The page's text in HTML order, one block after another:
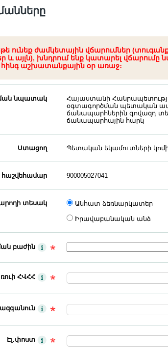
ունեք ժամկետային վճարումներ
և այլն), խնդրում ենք կատարել
աշխատանքային օր առաջ։
նպատակ
Հայաստանի
օգտագործման պետական
ճանապարհներին գովազդ
ճանապարհային հարկ
Ստացող Պետական եկամուտների
900005027041
տեսակ Անհատ ձեռնարկատեր
Իրավաբանական անձ
բաժին
ՀՎՀՀ
Էլ.փոստ